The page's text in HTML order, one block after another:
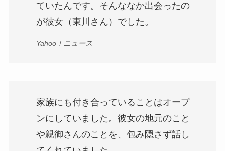
ていたんです。そんななか出会ったの
が彼女（東川さん）でした。
Yahoo！ニュース
家族にも付き合っていることはオープ
ンにしていました。彼女の地元のこと
や親御さんのことを、包み隠さず話し